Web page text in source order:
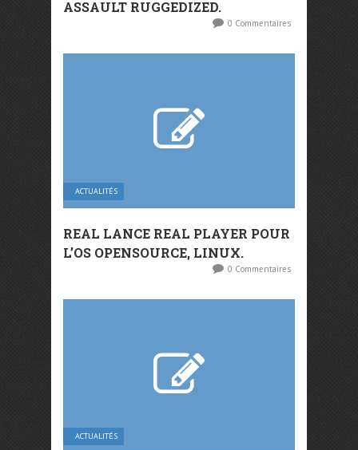
ASSAULT RUGGEDIZED.
0 Commentaires
ACTUALITÉS
REAL LANCE REAL PLAYER POUR
L’OS OPENSOURCE, LINUX.
0 Commentaires
ACTUALITÉS